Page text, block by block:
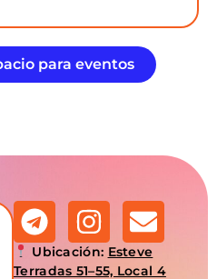
para eventos
Ubicación: Esteve
Terradas 51–55, Local 4